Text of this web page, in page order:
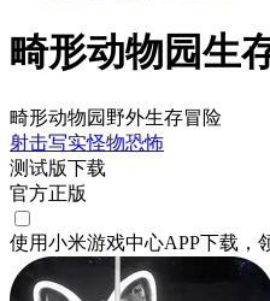
畸形动物园生
畸形动物园野外生存冒险
射击写实怪物恐怖
测试版下载
官方正版
使用小米游戏中心APP下载 ，